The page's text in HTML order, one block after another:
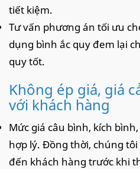
tiết kiệm.
Tư vấn phương án tối ưu
dụng bình ắc quy đem lại
quy tốt.
Không ép giá, giá
với khách hàng
Mức giá câu bình, kích
hợp lý. Đồng thời, chúng
đến khách hàng trước khi